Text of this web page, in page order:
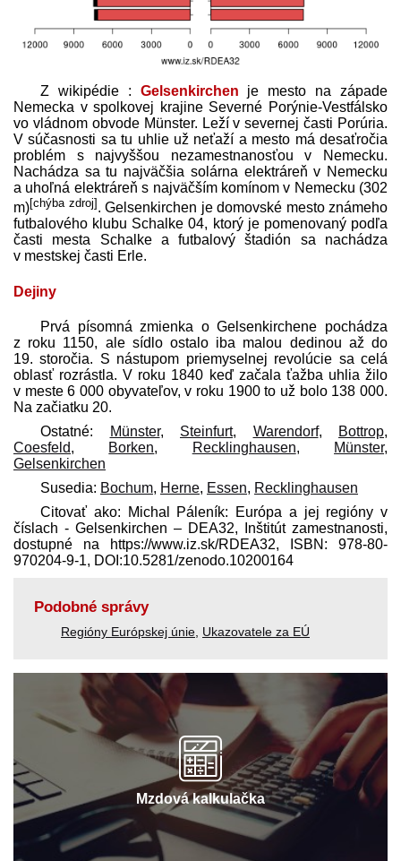
Z wikipédie : Gelsenkirchen je mesto na západe
Nemecka v spolkovej krajine Severné Porýnie-Vestfálsko
vo vládnom obvode Münster. Leží v severnej časti Porúria.
V súčasnosti sa tu uhlie už neťaží a mesto má desaťročia
problém s najvyššou nezamestnanosťou v Nemecku.
Nachádza sa tu najväčšia solárna elektráreň v Nemecku
a uhoľná elektráreň s najväčším komínom v Nemecku (302
m)[chýba zdroj] . Gelsenkirchen je domovské mesto známeho
futbalového klubu Schalke 04, ktorý je pomenovaný podľa
časti mesta Schalke a futbalový štadión sa nachádza
v mestskej časti Erle.
Dejiny
Prvá písomná zmienka o Gelsenkirchene pochádza
z roku 1150, ale sídlo ostalo iba malou dedinou až do
19. storočia. S nástupom priemyselnej revolúcie sa celá
oblasť rozrástla. V roku 1840 keď začala ťažba uhlia žilo
v meste 6 000 obyvateľov, v roku 1900 to už bolo 138 000.
Na začiatku 20.
Ostatné:
Münster, Steinfurt, Warendorf, Bottrop,
Coesfeld, Borken, Recklinghausen, Münster,
Gelsenkirchen
Susedia: Bochum, Herne, Essen, Recklinghausen
Citovať ako: Michal Páleník: Európa a jej regióny v
číslach - Gelsenkirchen – DEA32, Inštitút zamestnanosti,
dostupné na https://www.iz.sk/​RDEA32, ISBN: 978-80-
970204-9-1, DOI:10.5281/zenodo.10200164
Podobné správy
Regióny Európskej únie Ukazovatele za EÚ
Mzdová kalkulačka